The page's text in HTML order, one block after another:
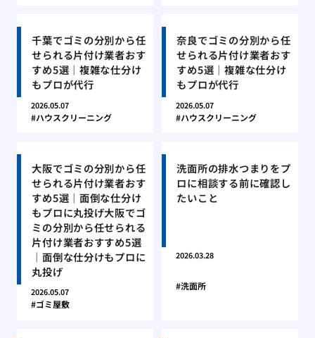
千葉でゴミの分別から任
せられる片付け業者おす
すめ5選｜複雑な仕分け
もプロが代行
2026.05.07
ハウスクリーニング
奈良でゴミの分別から任
せられる片付け業者おす
すめ5選｜複雑な仕分け
もプロが代行
2026.05.07
ハウスクリーニング
大阪でゴミの分別から任
せられる片付け業者おす
すめ5選｜面倒な仕分け
もプロに丸投げ大阪でゴ
ミの分別から任せられる
片付け業者おすすめ5選
｜面倒な仕分けもプロに
丸投げ
2026.05.07
ゴミ屋敷
洗面所の排水つまりをプ
ロに相談する前に確認し
たいこと
2026.03.28
洗面所